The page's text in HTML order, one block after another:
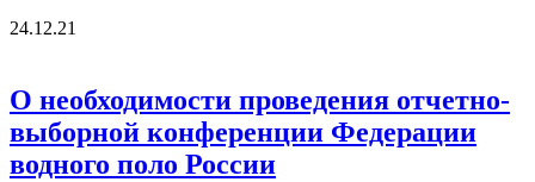
24.12.21
О необходимости проведения отчетно-
выборной конференции Федерации
водного поло России